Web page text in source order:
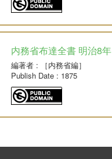
内務省布達全書 明治8年
編著者 : ［内務省編］
Publish Date : 1875